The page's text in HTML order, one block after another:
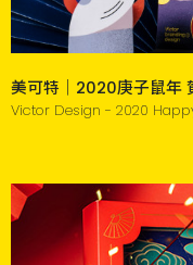
美可特｜2020庚子鼠年
Victor Design - 2020